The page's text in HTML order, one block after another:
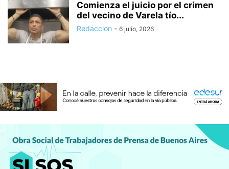
Comienza el juicio por el crimen
del vecino de Varela tío...
Redaccion - 6 julio, 2026